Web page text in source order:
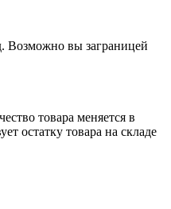
Возможно вы заграницей
товара меняется в
остатку товара на складе